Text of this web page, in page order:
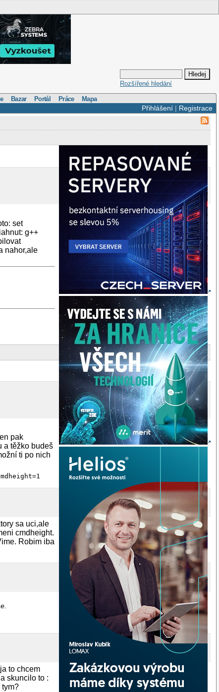
Rozšířené hledání
Bazar Portál Práce Mapa
Přihlášení| Registrace
set
g++
nahor,ale
pak
a těžko budeš
ti po nich
sa uci,ale
cmdheight.
Robim iba
to chcem
skuncilo to :
tym?